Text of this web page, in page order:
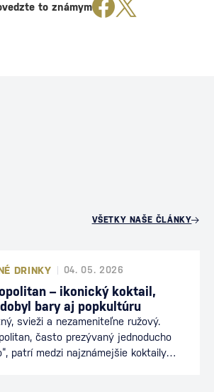
to známym
DRINKY 04. 05. 2026
– ikonický koktail,
bary aj popkultúru
svieži a nezameniteľne ružový.
často prezývaný jednoducho
patrí medzi najznámejšie koktaily
VŠETKY NAŠE ČLÁNKY